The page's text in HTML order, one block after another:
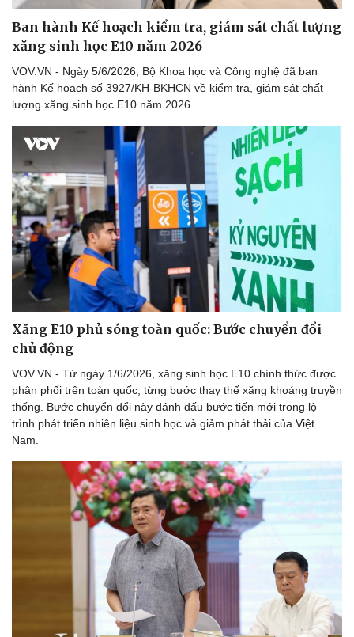
Ban hành Kế hoạch kiểm tra, giám sát chất lượng
xăng sinh học E10 năm 2026
VOV.VN - Ngày 5/6/2026, Bộ Khoa học và Công nghệ đã ban
hành Kế hoạch số 3927/KH-BKHCN về kiểm tra, giám sát chất
lượng xăng sinh học E10 năm 2026.
Xăng E10 phủ sóng toàn quốc: Bước chuyển đổi
chủ động
VOV.VN - Từ ngày 1/6/2026, xăng sinh học E10 chính thức được
phân phối trên toàn quốc, từng bước thay thế xăng khoáng truyền
thống. Bước chuyển đổi này đánh dấu bước tiến mới trong lộ
trình phát triển nhiên liệu sinh học và giảm phát thải của Việt
Nam.